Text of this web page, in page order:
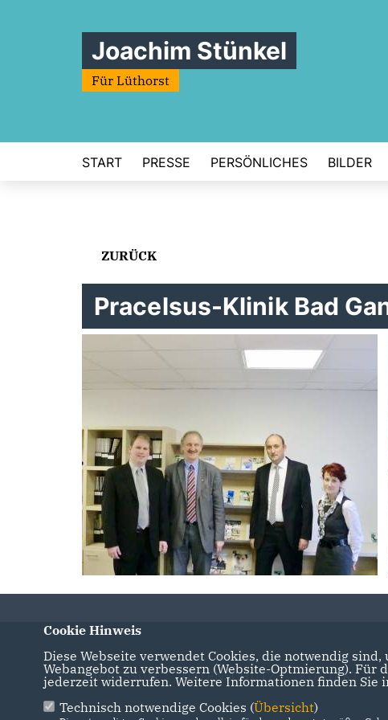
Joachim Stünkel
Für Lüthorst
START PRESSE PERSÖNLICHES BILDER
ZURÜCK
Pracelsus-Klinik Bad
IMPRESSUM DATENSCHUTZ KONTAKT
Cookie Hinweis
Diese Webseite verwendet Cookies, die notwendig
Webangebot zu verbessern (Website-Optmierung).
jederzeit widerrufen. Weitere Informationen finden Sie
Technisch notwendige Cookies (Übersicht)